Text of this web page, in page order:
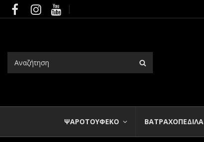
ΨΑΡΟΤΟΥΦΕΚΟ ΒΑΤΡΑΧΟΠΕΔΙΛΑ